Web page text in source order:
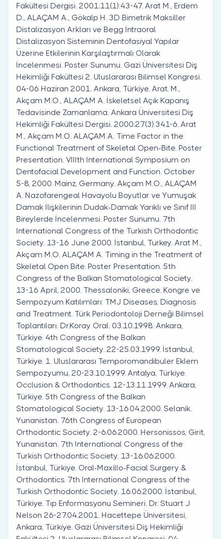
Fakültesi Dergisi. 2001;11(1):43-47. Arat M., Erdem
D., ALAÇAM A., Gökalp H. 3D Bimetrik Maksiller
Distalizasyon Arkları ve Begg İntraoral
Distalizasyon Sisteminin Dentofasiyal Yapılar
Üzerine Etkilerinin Karşılaştırmalı Olarak
İncelenmesi. Poster Sunumu. Gazi Üniversitesi Diş
Hekimliği Fakültesi 2. Uluslararası Bilimsel Kongresi.
04-06 Haziran 2001. Ankara, Türkiye. Arat. M.,
Akçam M.O., ALAÇAM A. İskeletsel Açık Kapanış
Tedavisinde Zamanlama. Ankara Üniversitesi Diş
Hekimliği Fakültesi Dergisi. 2000;27(3):341-6. Arat
M., Akçam M.O. ALAÇAM A. Time Factor in the
Functional Treatment of Skeletal Open-Bite. Poster
Presentation. VIIIth International Symposium on
Dentofacial Development and Function. October
5-8, 2000. Mainz, Germany. Akçam M.O., ALAÇAM
A. Nazofarengeal Havayolu Boyutlar ve Yumuşak
Damak İlişkilerinin Dudak-Damak Yarıklı ve Sınıf III
Bireylerde İncelenmesi. Poster Sunumu. 7th
International Congress of the Turkish Orthodontic
Society. 13-16 June 2000. İstanbul, Turkey. Arat M.,
Akçam M.O. ALAÇAM A. Timing in the Treatment of
Skeletal Open Bite. Poster Presentation. 5th
Congress of the Balkan Stomatological Society.
13-16 April, 2000. Thessaloniki, Greece. Kongre ve
Sempozyum Katılımları: TMJ Diseases, Diagnosis
and Treatment. Türk Periodontoloji Derneği Bilimsel
Toplantıları. Dr.Koray Oral. 03.10.1998. Ankara,
Türkiye. 4th Congress of the Balkan
Stomatological Society. 22-25.03.1999. İstanbul,
Türkiye. 1. Uluslararası Temporomandibuler Eklem
Sempozyumu, 20-23.10.1999. Antalya, Türkiye.
Occlusion & Orthodontics. 12-13.11.1999. Ankara,
Türkiye. 5th Congress of the Balkan
Stomatological Society. 13-16.04.2000. Selanik.
Yunanistan. 76th Congress of European
Orthodontic Society. 2-6.06.2000. Hersonissos, Girit,
Yunanistan. 7th International Congress of the
Turkish Orthodontic Society. 13-16.06.2000.
İstanbul, Türkiye. Oral-Maxillo-Facial Surgery &
Orthodontics. 7th International Congress of the
Turkish Orthodontic Society. 16.06.2000. İstanbul,
Türkiye. Tıp Enformasyonu Semineri. Dr. Stuart J
Nelson 26-27.04.2001. Hacettepe Üniversitesi,
Ankara, Türkiye. Gazi Üniversitesi Diş Hekimliği